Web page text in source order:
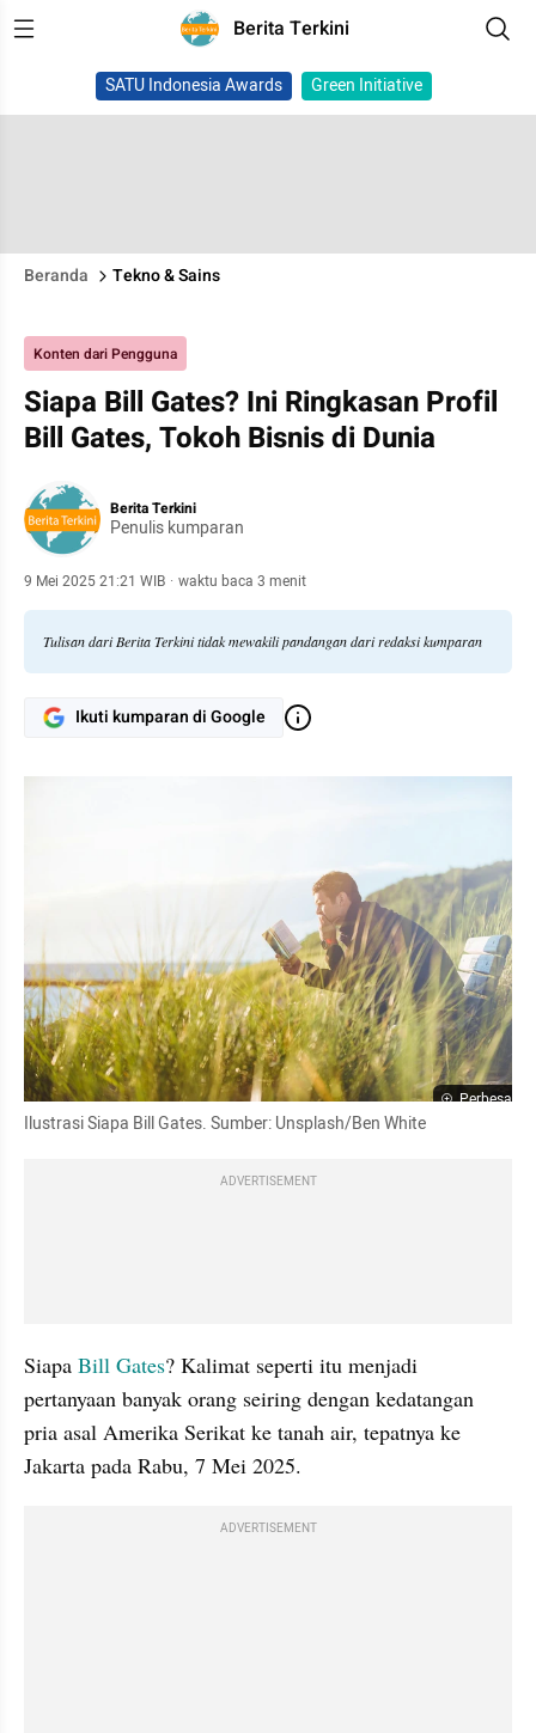
Berita Terkini
SATU Indonesia Awards Green Initiative
Beranda Tekno & Sains
Konten dari Pengguna
Siapa Bill Gates? Ini Ringkasan Profil
Bill Gates, Tokoh Bisnis di Dunia
Berita Terkini
Penulis kumparan
9 Mei 2025 21:21 WIB · waktu baca 3 menit
Tulisan dari Berita Terkini tidak mewakili pandangan dari redaksi kumparan
Ikuti kumparan di Google
Perbesar
Ilustrasi Siapa Bill Gates. Sumber: Unsplash/Ben White
ADVERTISEMENT
Siapa Bill Gates? Kalimat seperti itu menjadi
pertanyaan banyak orang seiring dengan kedatangan
pria asal Amerika Serikat ke tanah air, tepatnya ke
Jakarta pada Rabu, 7 Mei 2025.
ADVERTISEMENT